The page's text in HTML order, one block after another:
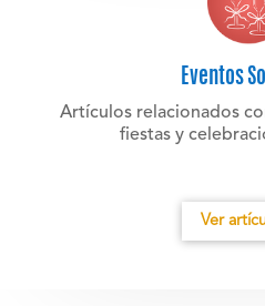
Eventos
Artículos relacionados
fiestas y
Ver